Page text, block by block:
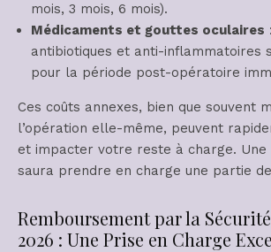
mois, 3 mois, 6 mois).
Médicaments et gouttes oculaires
antibiotiques et anti-inflammatoires
pour la période post-opératoire
Ces coûts annexes, bien que souvent
l’opération elle-même, peuvent
et impacter votre reste à charge. Une
saura prendre en charge une partie
Remboursement par la
2026 : Une Prise en Charge